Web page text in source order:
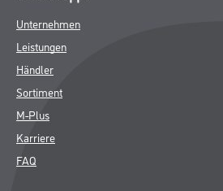
Unternehmen
Leistungen
Händler
Sortiment
M-Plus
Karriere
FAQ